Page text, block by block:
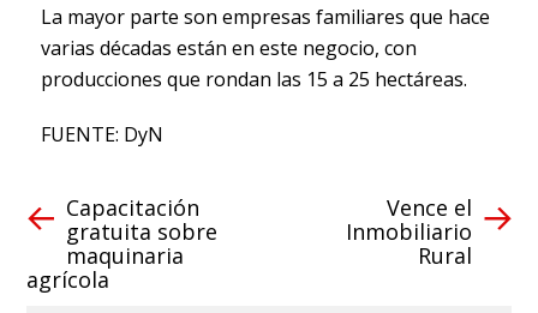
La mayor parte son empresas familiares que hace
varias décadas están en este negocio, con
producciones que rondan las 15 a 25 hectáreas.
FUENTE: DyN
Capacitación
gratuita sobre
maquinaria
agrícola
Vence el
Inmobiliario
Rural